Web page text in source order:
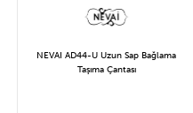
NEVAI AD44-U Uzun Sap Bağlama
Taşıma Çantası